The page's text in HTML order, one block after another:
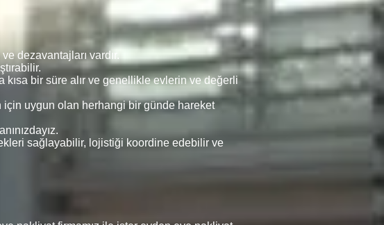
dezavantajları vardır.
bir süre alır ve genellikle evlerin ve değerli
uygun olan herhangi bir günde hareket
sağlayabilir, lojistiği koordine edebilir ve